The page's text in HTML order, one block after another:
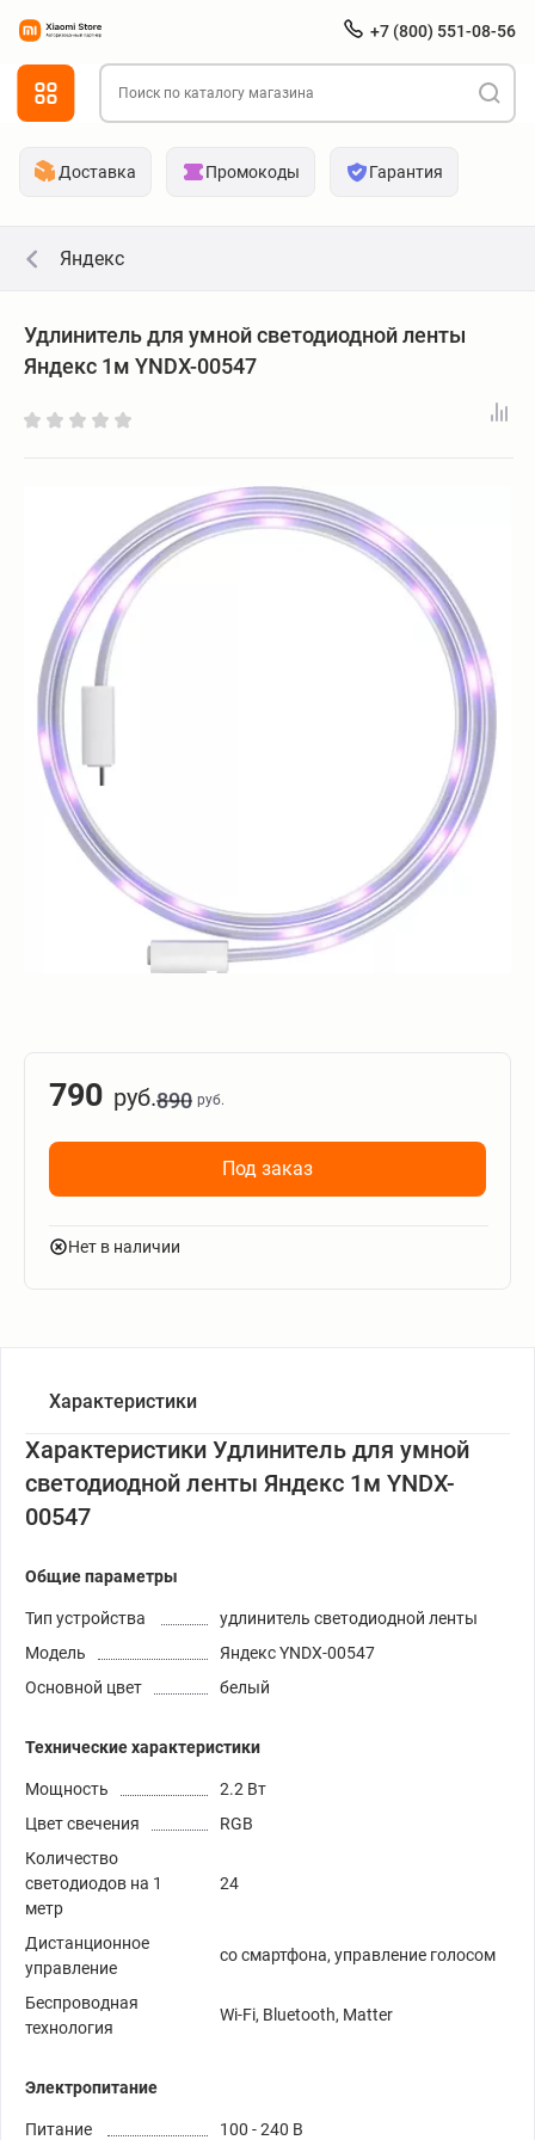
+7 (800) 551-08-56
Доставка Промокоды Гарантия
Яндекс
Удлинитель для умной светодиодной ленты
Яндекс 1м YNDX-00547
790 руб.890 руб.
Под заказ
Нет в наличии
Характеристики
Характеристики Удлинитель для умной
светодиодной ленты Яндекс 1м YNDX-
00547
Общие параметры
Тип устройства
удлинитель светодиодной ленты
Модель
Яндекс YNDX-00547
Основной цвет
белый
Технические характеристики
Мощность
2.2 Вт
Цвет свечения
RGB
Количество
светодиодов на 1
метр
24
Дистанционное
управление
со смартфона, управление голосом
Беспроводная
технология
Wi-Fi, Bluetooth, Matter
Электропитание
Питание 100 - 240 В